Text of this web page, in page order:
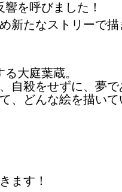
を呼びました！
新たなストリーで描
大庭葉蔵。
自殺をせずに、夢で
、どんな絵を描いて
ます！